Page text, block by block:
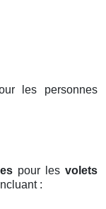
les personnes
pour les volets
: